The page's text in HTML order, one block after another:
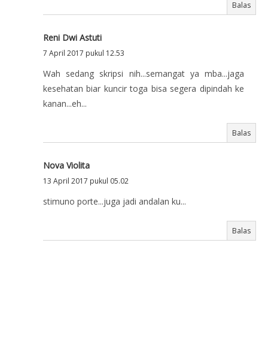
Balas
Reni Dwi Astuti
7 April 2017 pukul 12.53
Wah sedang skripsi nih...semangat ya mba...jaga
kesehatan biar kuncir toga bisa segera dipindah ke
kanan...eh...
Balas
Nova Violita
13 April 2017 pukul 05.02
stimuno porte...juga jadi andalan ku...
Balas